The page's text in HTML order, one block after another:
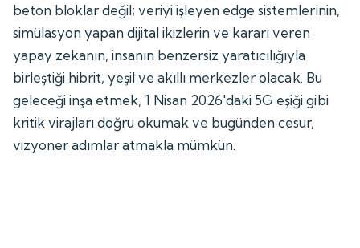
beton bloklar değil; veriyi işleyen edge sistemlerinin,
simülasyon yapan dijital ikizlerin ve kararı veren
yapay zekanın, insanın benzersiz yaratıcılığıyla
birleştiği hibrit, yeşil ve akıllı merkezler olacak. Bu
geleceği inşa etmek, 1 Nisan 2026'daki 5G eşiği gibi
kritik virajları doğru okumak ve bugünden cesur,
vizyoner adımlar atmakla mümkün.